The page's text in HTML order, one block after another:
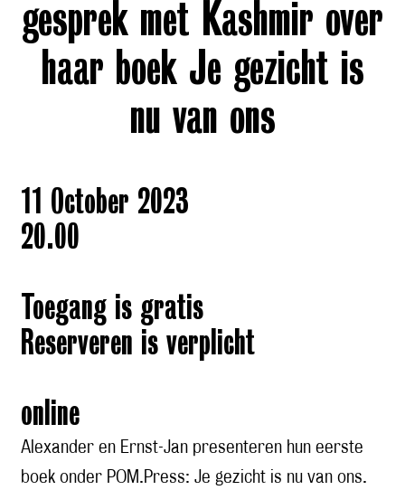
gesprek met Kashmir over
haar boek Je gezicht is
nu van ons
11 October 2023
20.00
Toegang is gratis
Reserveren is verplicht
online
Alexander en Ernst-Jan presenteren hun eerste
boek onder POM.Press: Je gezicht is nu van ons.